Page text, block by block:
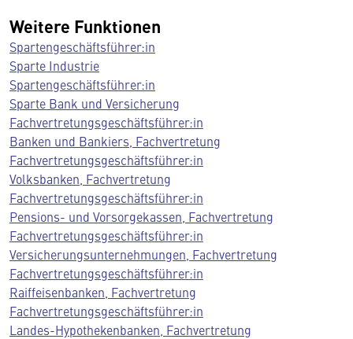
Weitere Funktionen
Spartengeschäftsführer:in
Sparte Industrie
Spartengeschäftsführer:in
Sparte Bank und Versicherung
Fachvertretungsgeschäftsführer:in
Banken und Bankiers, Fachvertretung
Fachvertretungsgeschäftsführer:in
Volksbanken, Fachvertretung
Fachvertretungsgeschäftsführer:in
Pensions- und Vorsorgekassen, Fachvertretung
Fachvertretungsgeschäftsführer:in
Versicherungsunternehmungen, Fachvertretung
Fachvertretungsgeschäftsführer:in
Raiffeisenbanken, Fachvertretung
Fachvertretungsgeschäftsführer:in
Landes-Hypothekenbanken, Fachvertretung